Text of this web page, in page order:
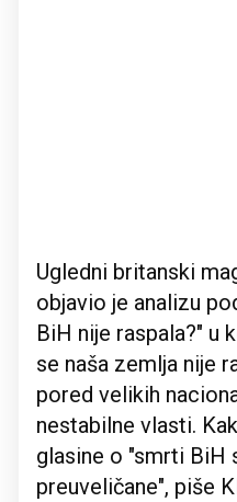
Ugledni britanski
objavio je analizu
BiH nije raspala?" u
se naša zemlja nije
pored velikih
nestabilne vlasti.
glasine o "smrti BiH
preuveličane", piše